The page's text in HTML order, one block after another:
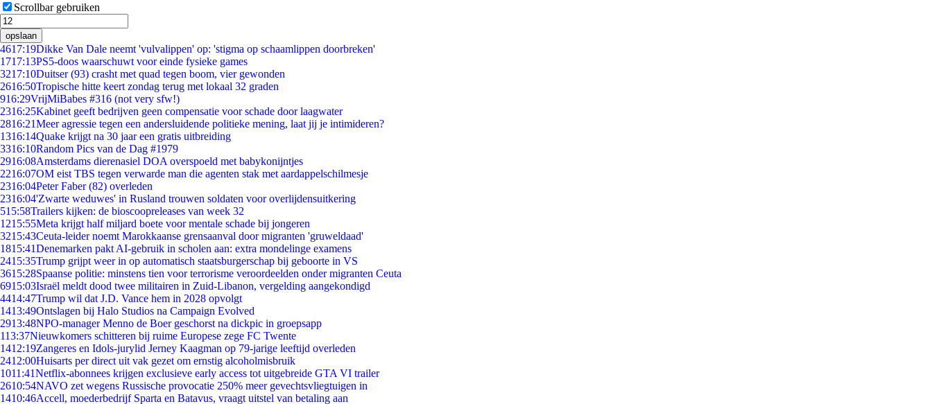
Scrollbar gebruiken
opslaan
4617:19Dikke Van Dale neemt 'vulvalippen' op: 'stigma op schaamlippen doorbreken'
1717:13PS5-doos waarschuwt voor einde fysieke games
3217:10Duitser (93) crasht met quad tegen boom, vier gewonden
2616:50Tropische hitte keert zondag terug met lokaal 32 graden
916:29VrijMiBabes #316 (not very sfw!)
2316:25Kabinet geeft bedrijven geen compensatie voor schade door laagwater
2816:21Meer agressie tegen een andersluidende politieke mening, laat jij je intimideren?
1316:14Quake krijgt na 30 jaar een gratis uitbreiding
3316:10Random Pics van de Dag #1979
2916:08Amsterdams dierenasiel DOA overspoeld met babykonijntjes
2216:07OM eist TBS tegen verwarde man die agenten stak met aardappelschilmesje
2316:04Peter Faber (82) overleden
2316:04'Zwarte weduwes' in Rusland trouwen soldaten voor overlijdensuitkering
515:58Trailers kijken: de bioscoopreleases van week 32
1215:55Meta krijgt half miljard boete voor mentale schade bij jongeren
3215:43Ceuta-leider noemt Marokkaanse grensaanval door migranten 'gruweldaad'
1815:41Denemarken pakt AI-gebruik in scholen aan: extra mondelinge examens
2415:35Trump grijpt weer in op automatisch staatsburgerschap bij geboorte in VS
3615:28Spaanse politie: minstens tien voor terrorisme veroordeelden onder migranten Ceuta
6915:03Israël meldt dood twee militairen in Zuid-Libanon, vergelding aangekondigd
4414:47Trump wil dat J.D. Vance hem in 2028 opvolgt
1413:49Ontslagen bij Halo Studios na Campaign Evolved
2913:48NPO-manager Menno de Boer geschorst na dickpic in groepsapp
113:37Nieuwkomers schitteren bij ruime Europese zege FC Twente
1412:19Zangeres en Idols-jurylid Jerney Kaagman op 79-jarige leeftijd overleden
2412:00Huisarts per direct uit vak gezet om ernstig alcoholmisbruik
1011:41Netflix-abonnees krijgen exclusieve early access tot uitgebreide GTA VI trailer
2610:54NAVO zet wegens Russische provocatie 250% meer gevechtsvliegtuigen in
1410:46Accell, moederbedrijf Sparta en Batavus, vraagt uitstel van betaling aan